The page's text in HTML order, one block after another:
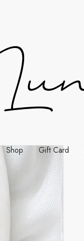
Shop Gift Card